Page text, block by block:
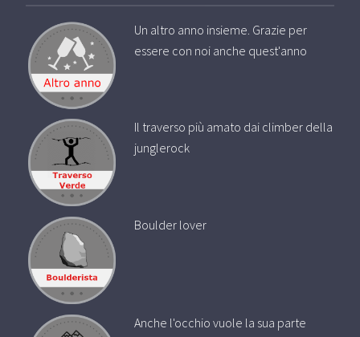
Un altro anno insieme. Grazie per
essere con noi anche quest'anno
Il traverso più amato dai climber della
junglerock
Boulder lover
Anche l'occhio vuole la sua parte